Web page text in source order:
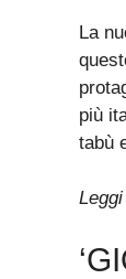
La
più
tabù